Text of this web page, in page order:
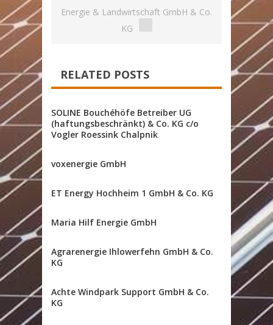
Energie & Landwirtschaft GmbH & Co.
KG
RELATED POSTS
SOLINE Bouchéhöfe Betreiber UG
(haftungsbeschränkt) & Co. KG c/o
Vogler Roessink Chalpnik
voxenergie GmbH
ET Energy Hochheim 1 GmbH & Co. KG
Maria Hilf Energie GmbH
Agrarenergie Ihlowerfehn GmbH & Co.
KG
Achte Windpark Support GmbH & Co.
KG